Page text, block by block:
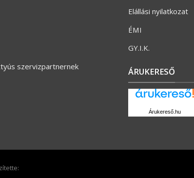
szervizpartnernek
Elállási nyilatkozat
ÉMI
GY.I.K.
ÁRUKERESŐ
Árukereső.hu